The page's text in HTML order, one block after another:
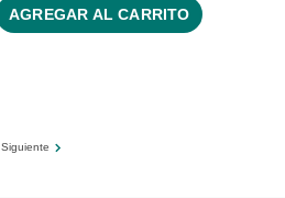
AGREGAR AL CARRITO
Siguiente